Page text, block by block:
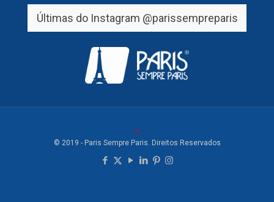
Últimas do Instagram @parissempreparis
© 2019 - Paris Sempre Paris. Direitos Reservados